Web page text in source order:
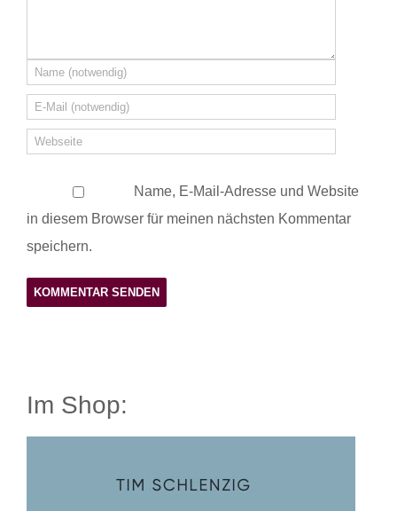
Name, E-Mail-Adresse und Website
in diesem Browser für meinen nächsten Kommentar
speichern.
Im Shop: